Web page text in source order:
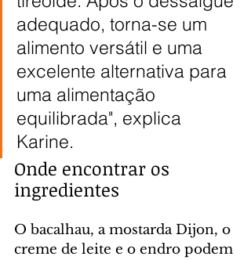
adequado, torna-se um
alimento versátil e uma
excelente alternativa para
uma alimentação
equilibrada", explica
Karine.
Onde encontrar os
ingredientes
O bacalhau, a mostarda Dijon, o
creme de leite e o endro podem